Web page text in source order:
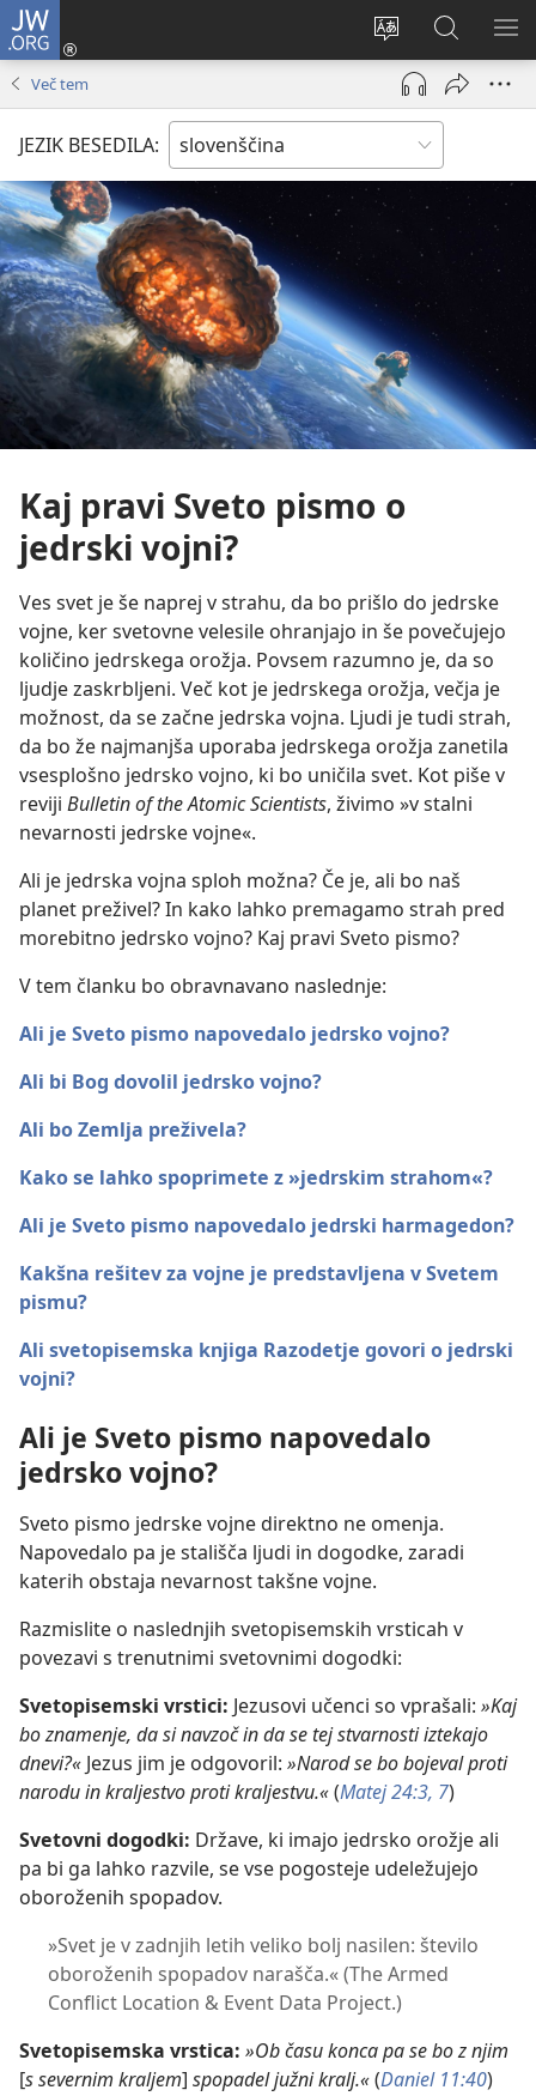
JW.ORG
Spremeni
jezik
spletnega
mesta
Prijava
(odpre
okno)
Iskanje
po
JW.ORG
Več tem
JEZIK BESEDILA:
Kaj pravi Sveto pismo o
jedrski vojni?
Ves svet je še naprej v strahu, da bo prišlo do jedrske
vojne, ker svetovne velesile ohranjajo in še povečujejo
količino jedrskega orožja. Povsem razumno je, da so
ljudje zaskrbljeni. Več kot je jedrskega orožja, večja je
možnost, da se začne jedrska vojna. Ljudi je tudi strah,
da bo že najmanjša uporaba jedrskega orožja zanetila
vsesplošno jedrsko vojno, ki bo uničila svet. Kot piše v
reviji Bulletin of the Atomic Scientists, živimo »v stalni
nevarnosti jedrske vojne«.
Ali je jedrska vojna sploh možna? Če je, ali bo naš
planet preživel? In kako lahko premagamo strah pred
morebitno jedrsko vojno? Kaj pravi Sveto pismo?
V tem članku bo obravnavano naslednje:
Ali je Sveto pismo napovedalo jedrsko vojno?
Ali bi Bog dovolil jedrsko vojno?
Ali bo Zemlja preživela?
Kako se lahko spoprimete z »jedrskim strahom«?
Ali je Sveto pismo napovedalo jedrski harmagedon?
Kakšna rešitev za vojne je predstavljena v Svetem
pismu?
Ali svetopisemska knjiga Razodetje govori o jedrski
vojni?
Ali je Sveto pismo napovedalo
jedrsko vojno?
Sveto pismo jedrske vojne direktno ne omenja.
Napovedalo pa je stališča ljudi in dogodke, zaradi
katerih obstaja nevarnost takšne vojne.
Razmislite o naslednjih svetopisemskih vrsticah v
povezavi s trenutnimi svetovnimi dogodki:
Svetopisemski vrstici: Jezusovi učenci so vprašali: »Kaj
bo znamenje, da si navzoč in da se tej stvarnosti iztekajo
dnevi?« Jezus jim je odgovoril: »Narod se bo bojeval proti
narodu in kraljestvo proti kraljestvu.«(Matej 24:3, 7)
Svetovni dogodki: Države, ki imajo jedrsko orožje ali
pa bi ga lahko razvile, se vse pogosteje udeležujejo
oboroženih spopadov.
»Svet je v zadnjih letih veliko bolj nasilen: število
oboroženih spopadov narašča.« (The Armed
Conflict Location & Event Data Project.)
Svetopisemska vrstica: »Ob času konca pa se bo z njim
[s severnim kraljem] spopadel južni kralj.«(Daniel 11:40)